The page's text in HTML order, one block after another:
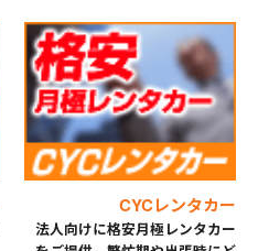
CYCレンタカー
法人向けに格安月極レンタカー